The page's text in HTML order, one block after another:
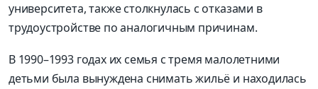
университета, также столкнулась с отказами в
трудоустройстве по аналогичным причинам.
В 1990–1993 годах их семья с тремя малолетними
детьми была вынуждена снимать жильё и находилась